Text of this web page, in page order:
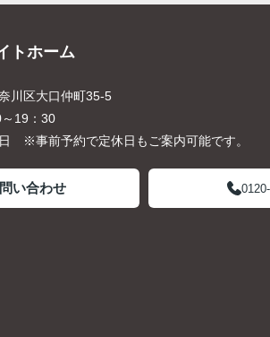
トホーム
川区大口仲町35-5
19：30
※事前予約で定休日もご案内可能です。
い合わせ